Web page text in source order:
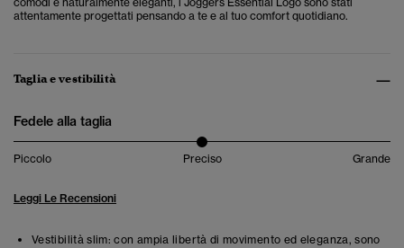
attentamente progettati pensando a te e al tuo comfort quotidiano.
Taglia e vestibilità
Fedele alla taglia
Piccolo Preciso Grande
Leggi Le Recensioni
Vestibilità slim: con ampia libertà di movimento ed eleganza, sono